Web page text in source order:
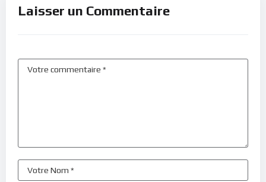
Laisser un Commentaire